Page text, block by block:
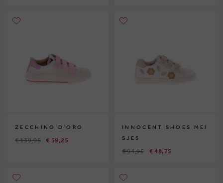
ZECCHINO D'ORO
€ 139,95 € 59,25
INNOCENT SHOES MEI
SJES
€ 94,95 € 48,75